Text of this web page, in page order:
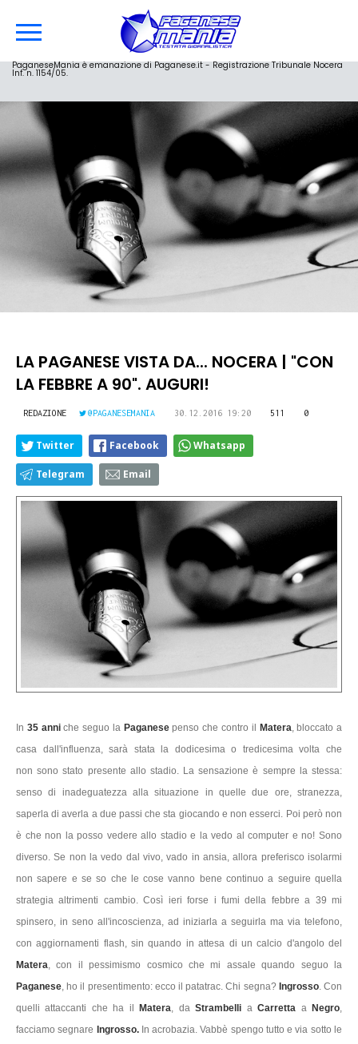
PaganeseMania è emanazione di Paganese.it - Registrazione Tribunale Nocera
Inf. n. 1154/05.
LA PAGANESE VISTA DA... NOCERA | "CON
LA FEBBRE A 90". AUGURI!
REDAZIONE @PAGANESEMANIA 30.12.2016 19:20 511 0
Twitter Facebook Whatsapp
Telegram Email
In 35 anniche seguo la Paganesepenso che contro il Matera , bloccato a
casa dall'influenza, sarà stata la dodicesima o tredicesima volta che
non sono stato presente allo stadio. La sensazione è sempre la stessa:
senso di inadeguatezza alla situazione in quelle due ore, stranezza,
saperla di averla a due passi che sta giocando e non esserci. Poi però non
è che non la posso vedere allo stadio e la vedo al computer e no! Sono
diverso. Se non la vedo dal vivo, vado in ansia, allora preferisco isolarmi
non sapere e se so che le cose vanno bene continuo a seguire quella
strategia altrimenti cambio. Così ieri forse i fumi della febbre a 39 mi
spinsero, in seno all'incoscienza, ad iniziarla a seguirla ma via telefono,
con aggiornamenti flash, sin quando in attesa di un calcio d'angolo del
Matera , con il pessimismo cosmico che mi assale quando seguo la
Paganese , ho il presentimento: ecco il patatrac. Chi segna? Ingrosso. Con
quelli attaccanti che ha ilMatera , daStrambelli a Carretta aNegro
facciamo segnare Ingrosso.In acrobazia. Vabbè spengo tutto e via sotto le